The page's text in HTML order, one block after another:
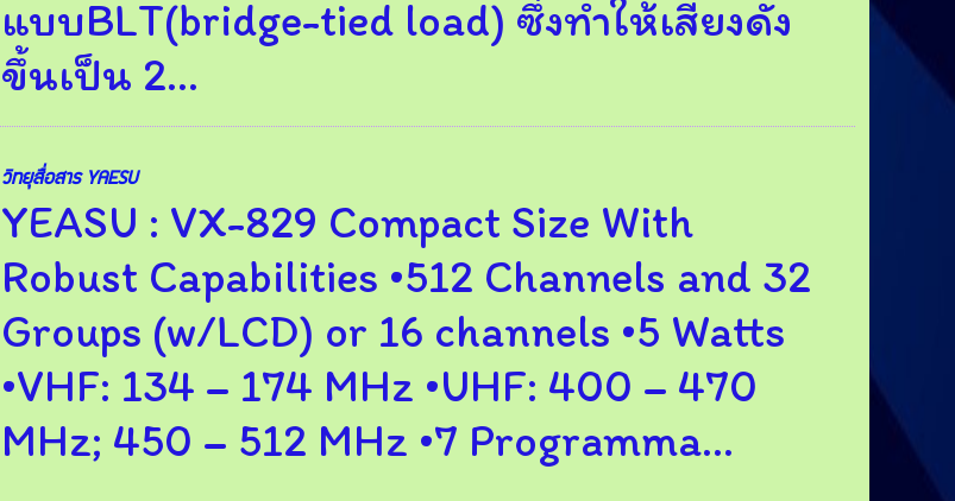
แบบBLT(bridge-tied load) ซึ่งทำให้เสียงดัง
ขึ้นเป็น 2...
วิทยุสื่อสาร YAESU
YEASU : VX-829 Compact Size With
Robust Capabilities •512 Channels and 32
Groups (w/LCD) or 16 channels •5 Watts
•VHF: 134 – 174 MHz •UHF: 400 – 470
MHz; 450 – 512 MHz •7 Programma...